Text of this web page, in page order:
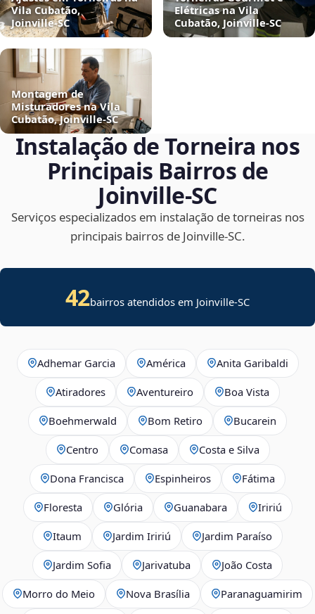
Vila Cubatão,
Joinville‑SC
Elétricas na Vila
Cubatão, Joinville‑SC
Montagem de
Misturadores na Vila
Cubatão, Joinville‑SC
Instalação de Torneira nos
Principais Bairros de
Joinville‑SC
Serviços especializados em instalação de torneiras nos
principais bairros de Joinville‑SC.
42bairros atendidos em Joinville-SC
Adhemar Garcia América Anita Garibaldi
Atiradores Aventureiro Boa Vista
Boehmerwald Bom Retiro Bucarein
Centro Comasa Costa e Silva
Dona Francisca Espinheiros Fátima
Floresta Glória Guanabara Iririú
Itaum Jardim Iririú Jardim Paraíso
Jardim Sofia Jarivatuba João Costa
Morro do Meio Nova Brasília Paranaguamirim